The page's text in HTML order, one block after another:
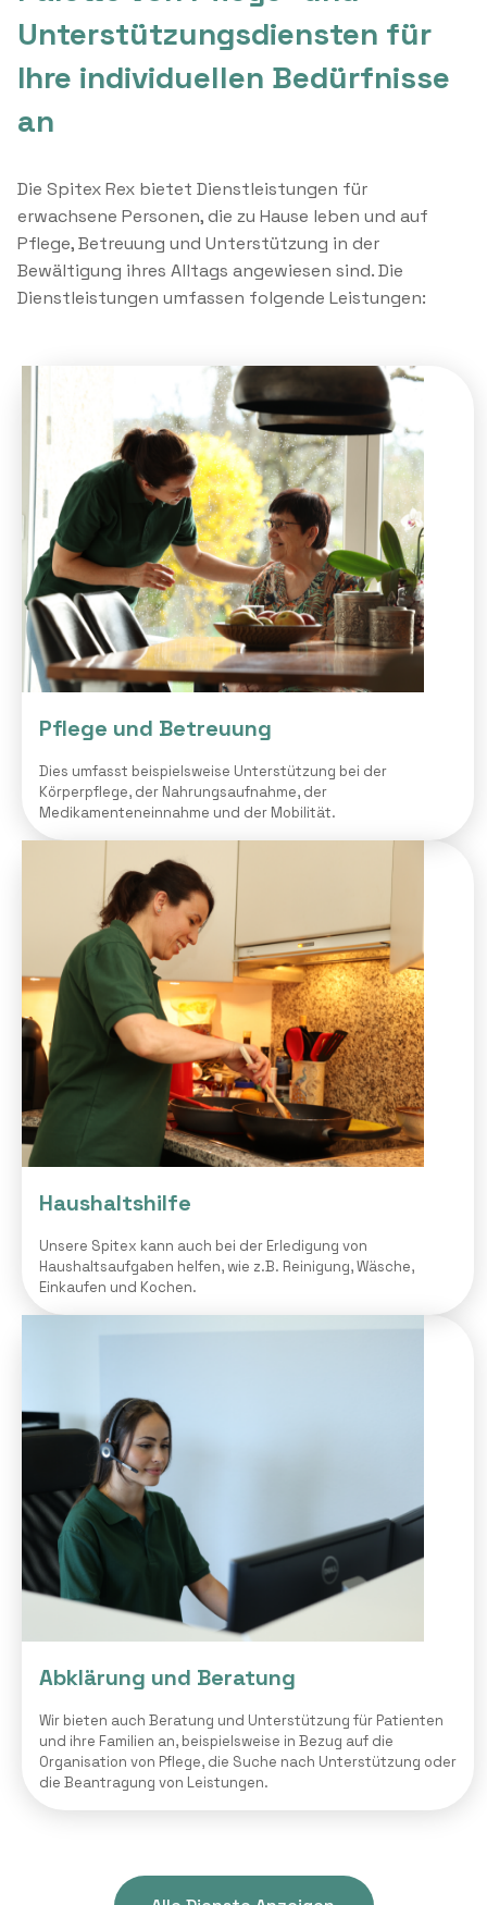
Unterstützungsdiensten für
Ihre individuellen Bedürfnisse
an
Die Spitex Rex bietet Dienstleistungen für
erwachsene Personen, die zu Hause leben und auf
Pflege, Betreuung und Unterstützung in der
Bewältigung ihres Alltags angewiesen sind. Die
Dienstleistungen umfassen folgende Leistungen:
Pflege und Betreuung
Dies umfasst beispielsweise Unterstützung bei der
Körperpflege, der Nahrungsaufnahme, der
Medikamenteneinnahme und der Mobilität.
Haushaltshilfe
Unsere Spitex kann auch bei der Erledigung von
Haushaltsaufgaben helfen, wie z.B. Reinigung, Wäsche,
Einkaufen und Kochen.
Abklärung und Beratung
Wir bieten auch Beratung und Unterstützung für Patienten
und ihre Familien an, beispielsweise in Bezug auf die
Organisation von Pflege, die Suche nach Unterstützung oder
die Beantragung von Leistungen.